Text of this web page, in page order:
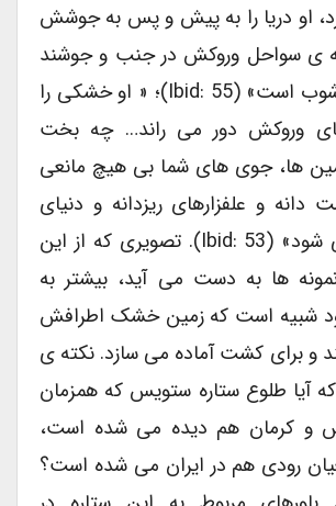
او دریا را به پیش و پس به جوشش
ی سواحل وروکش در جنب و جوشند
و میان آن در آشوب است» (Ibid: 55)؛ « او خشکی را
وروکش دور می راند… چه بخت
ها، جوی های شما بی هیچ مانعی
دانه و علفزارهای ریزدانه و دنیای
مادی جاری می شود» (Ibid: 53). تصویری که از این
ها به دست می آید، بیشتر به
شبیه است که زمین خشک اطرافش
و برای کشت آماده می سازد. نکته ی
آیا طلوع ستاره ستویس که همزمان
و کرمان هم دیده می شده است،
رودی هم در ایران می شده است؟